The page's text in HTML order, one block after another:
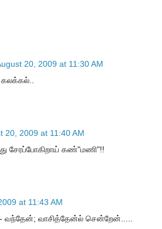
20, 2009 at 11:30 AM
20, 2009 at 11:40 AM
சேரப்போகிறாய் கண்"மணி"!!
at 11:43 AM
- வந்தேன்; வாசித்தேன்ல் சென்றேன்.....